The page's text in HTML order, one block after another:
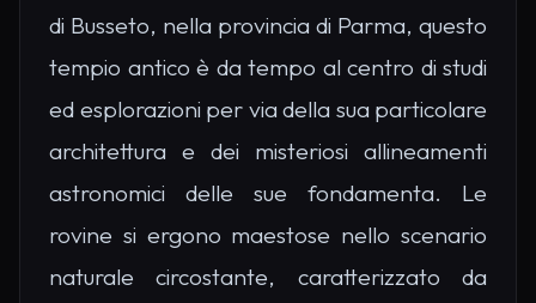
di Busseto, nella provincia di Parma, questo
tempio antico è da tempo al centro di studi
ed esplorazioni per via della sua particolare
architettura e dei misteriosi allineamenti
astronomici delle sue fondamenta. Le
rovine si ergono maestose nello scenario
naturale circostante, caratterizzato da